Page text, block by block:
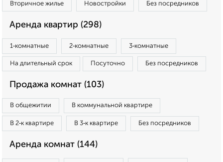
Вторичное жилье Новостройки Без посредников
Аренда квартир (298)
1‑комнатные 2‑комнатные 3‑комнатные
На длительный срок Посуточно Без посредников
Продажа комнат (103)
В общежитии В коммунальной квартире
В 2‑к квартире В 3‑к квартире Без посредников
Аренда комнат (144)